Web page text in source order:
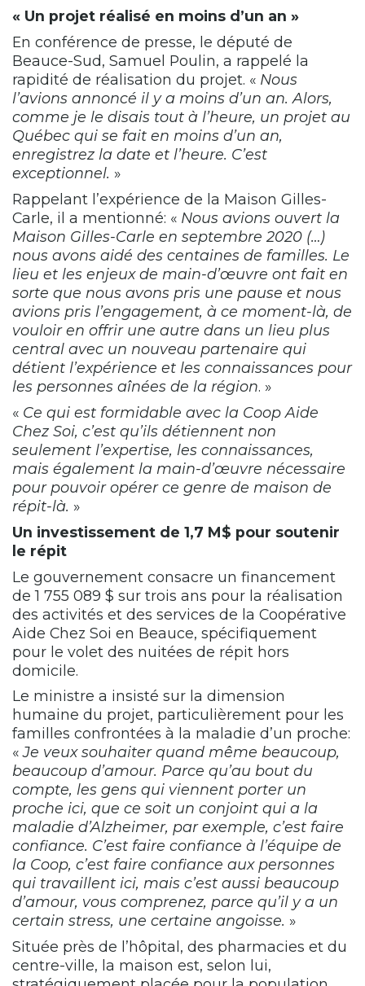
« Un projet réalisé en moins d’un an »
En conférence de presse, le député de
Beauce-Sud, Samuel Poulin, a rappelé la
rapidité de réalisation du projet. « Nous
l’avions annoncé il y a moins d’un an. Alors,
comme je le disais tout à l’heure, un projet au
Québec qui se fait en moins d’un an,
enregistrez la date et l’heure. C’est
exceptionnel. »
Rappelant l’expérience de la Maison Gilles-
Carle, il a mentionné: « Nous avions ouvert la
Maison Gilles-Carle en septembre 2020 (…)
nous avons aidé des centaines de familles. Le
lieu et les enjeux de main-d’œuvre ont fait en
sorte que nous avons pris une pause et nous
avions pris l’engagement, à ce moment-là, de
vouloir en offrir une autre dans un lieu plus
central avec un nouveau partenaire qui
détient l’expérience et les connaissances pour
les personnes aînées de la région. »
« Ce qui est formidable avec la Coop Aide
Chez Soi, c’est qu’ils détiennent non
seulement l’expertise, les connaissances,
mais également la main-d’œuvre nécessaire
pour pouvoir opérer ce genre de maison de
répit-là. »
Un investissement de 1,7 M$ pour soutenir
le répit
Le gouvernement consacre un financement
de 1 755 089 $ sur trois ans pour la réalisation
des activités et des services de la Coopérative
Aide Chez Soi en Beauce, spécifiquement
pour le volet des nuitées de répit hors
domicile.
Le ministre a insisté sur la dimension
humaine du projet, particulièrement pour les
familles confrontées à la maladie d’un proche:
«Je veux souhaiter quand même beaucoup,
beaucoup d’amour. Parce qu’au bout du
compte, les gens qui viennent porter un
proche ici, que ce soit un conjoint qui a la
maladie d’Alzheimer, par exemple, c’est faire
confiance. C’est faire confiance à l’équipe de
la Coop, c’est faire confiance aux personnes
qui travaillent ici, mais c’est aussi beaucoup
d’amour, vous comprenez, parce qu’il y a un
certain stress, une certaine angoisse. »
Située près de l’hôpital, des pharmacies et du
centre-ville, la maison est, selon lui,